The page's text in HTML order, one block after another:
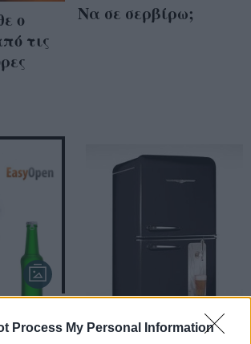
Process My Personal Information
ο
τις
Να σε σερβίρω;
προς
Ψυγείο για άνδρες